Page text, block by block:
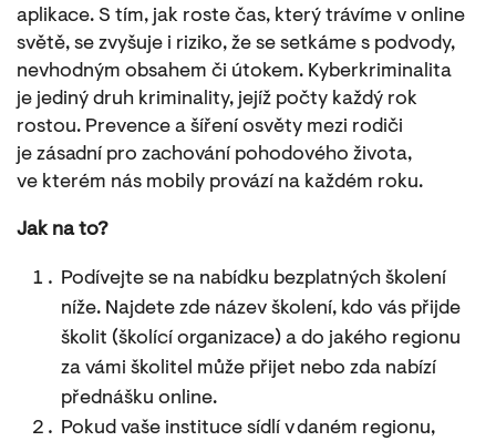
aplikace. S tím, jak roste čas, který trávíme v online
světě, se zvyšuje i riziko, že se setkáme s podvody,
nevhodným obsahem či útokem. Kyberkriminalita
je jediný druh kriminality, jejíž počty každý rok
rostou. Prevence a šíření osvěty mezi rodiči
je zásadní pro zachování pohodového života,
ve kterém nás mobily provází na každém roku.
Jak na to?
Podívejte se na nabídku bezplatných školení
níže. Najdete zde název školení, kdo vás přijde
školit (školící organizace) a do jakého regionu
za vámi školitel může přijet nebo zda nabízí
přednášku online.
Pokud vaše instituce sídlí v daném regionu,